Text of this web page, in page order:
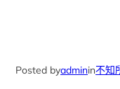
Posted byadminin不知